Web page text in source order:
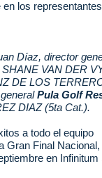
los
Díaz, director
SHANE VAN DER
DE LOS
Pula Golf
DIAZ (5ta Cat.).
a todo el equipo
Gran Final
en